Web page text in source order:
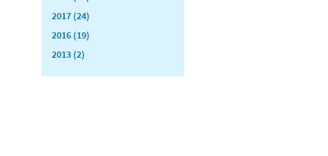
2017 (24)
2016 (19)
2013 (2)